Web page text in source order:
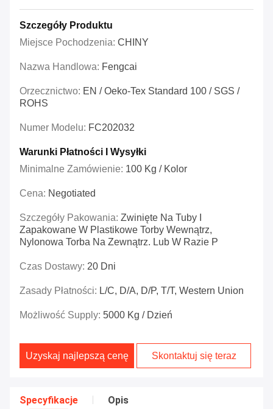
Szczegóły Produktu
Miejsce Pochodzenia: CHINY
Nazwa Handlowa: Fengcai
Orzecznictwo: EN / Oeko-Tex Standard 100 / SGS /
ROHS
Numer Modelu: FC202032
Warunki Płatności I Wysyłki
Minimalne Zamówienie: 100 Kg / Kolor
Cena: Negotiated
Szczegóły Pakowania: Zwinięte Na Tuby I
Zapakowane W Plastikowe Torby Wewnątrz,
Nylonowa Torba Na Zewnątrz. Lub W Razie P
Czas Dostawy: 20 Dni
Zasady Płatności: L/C, D/A, D/P, T/T, Western Union
Możliwość Supply: 5000 Kg / Dzień
Uzyskaj najlepszą cenę Skontaktuj się teraz
Specyfikacje Opis